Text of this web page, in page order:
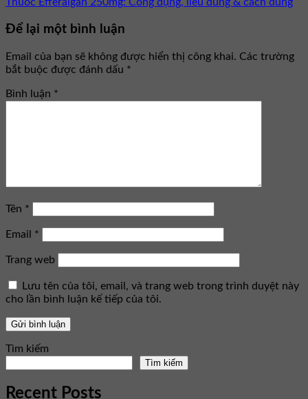
Để lại một bình luận
Email của bạn sẽ không được hiển thị công khai. Các trường
bắt buộc được đánh dấu *
Bình luận *
Tên *
Email *
Trang web
Lưu tên của tôi, email, và trang web trong trình duyệt này
cho lần bình luận kế tiếp của tôi.
Tìm kiếm
Tìm kiếm
Recent Posts